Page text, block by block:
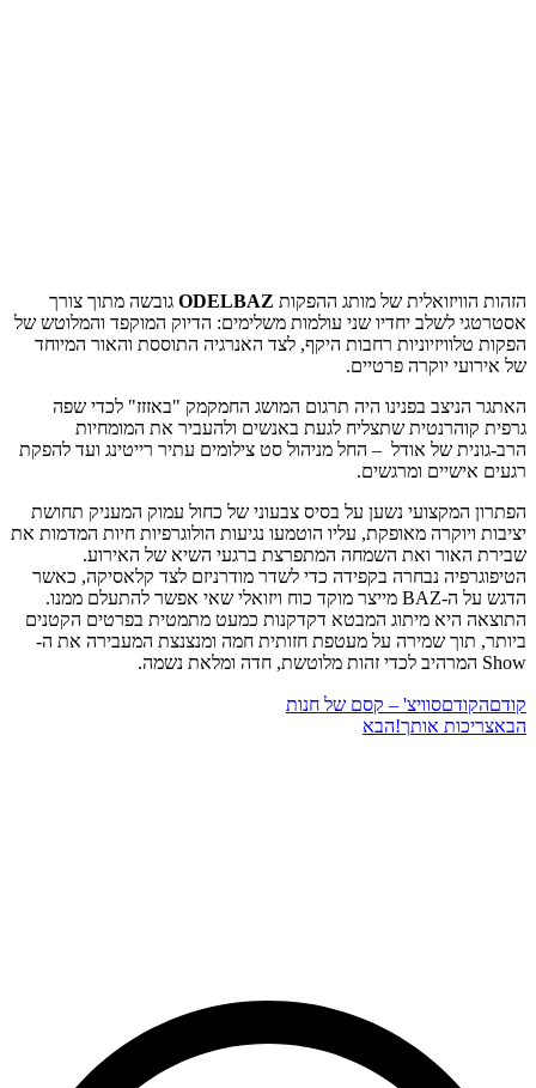
הזהות הוויזואלית של מותג ההפקות ODELBAZ גובשה מתוך צורך
אסטרטגי לשלב יחדיו שני עולמות משלימים: הדיוק המוקפד והמלוטש של
הפקות טלוויזיוניות רחבות היקף, לצד האנרגיה התוססת והאור המיוחד
של אירועי יוקרה פרטיים.
האתגר הניצב בפנינו היה תרגום המושג החמקמק "באזזז" לכדי שפה
גרפית קוהרנטית שתצליח לגעת באנשים ולהעביר את המומחיות
הרב-גונית של אודל – החל מניהול סט צילומים עתיר רייטינג ועד להפקת
רגעים אישיים ומרגשים.
הפתרון המקצועי נשען על בסיס צבעוני של כחול עמוק המעניק תחושת
יציבות ויוקרה מאופקת, עליו הוטמעו נגיעות הולוגרפיות חיות המדמות את
שבירת האור ואת השמחה המתפרצת ברגעי השיא של האירוע.
הטיפוגרפיה נבחרה בקפידה כדי לשדר מודרניזם לצד קלאסיקה, כאשר
הדגש על ה-BAZ מייצר מוקד כוח ויזואלי שאי אפשר להתעלם ממנו.
התוצאה היא מיתוג המבטא דקדקנות כמעט מתמטית בפרטים הקטנים
ביותר, תוך שמירה על מעטפת חזותית חמה ומנצנצת המעבירה את ה-
Show המרהיב לכדי זהות מלוטשת, חדה ומלאת נשמה.
קודםהקודםסוויצ' – קסם של חנות
הבאצריכות אותך!הבא